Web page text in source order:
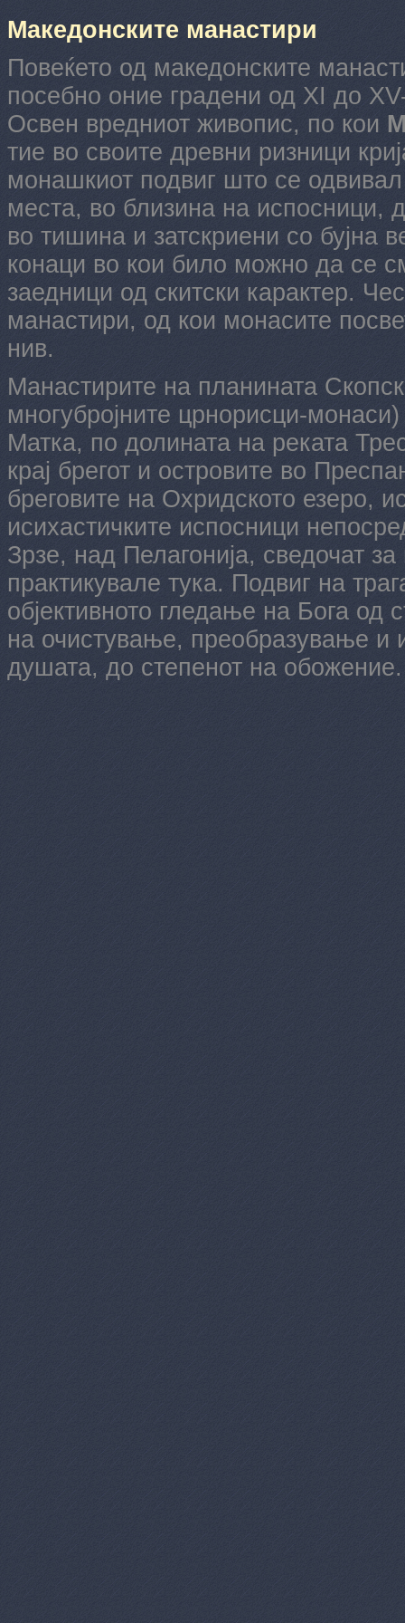
Македонските манастири
Повеќето од македонските
посебно оние градени од XI до
Освен вредниот живопис, по кои
тие во своите древни ризници
монашкиот подвиг што се
места, во близина на испосници,
во тишина и затскриени со бујна
конаци во кои било можно да се
заедници од скитски карактер.
манастири, од кои монасите
нив.
Манастирите на планината
многубројните црнорисци-
Матка, по долината на реката
крај брегот и островите во
бреговите на Охридското езеро,
исихастичките испосници
Зрзе, над Пелагонија, сведочат
практикувале тука. Подвиг на
објективното гледање на Бога од
на очистување, преобразување и
душата, до степенот на обожение.